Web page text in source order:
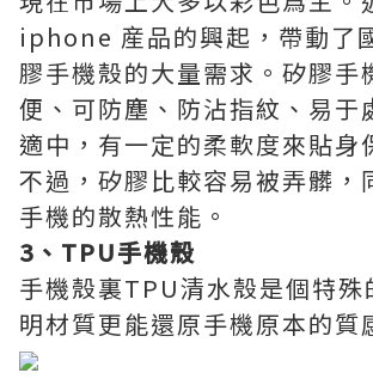
iphone 産品的興起，帶動了
膠手機殼的大量需求。矽膠手
便、可防塵、防沾指紋、易于
適中，有一定的柔軟度來貼身
不過，矽膠比較容易被弄髒，
手機的散熱性能。
3、TPU手機殼
手機殼裏TPU清水殼是個特殊
明材質更能還原手機原本的質